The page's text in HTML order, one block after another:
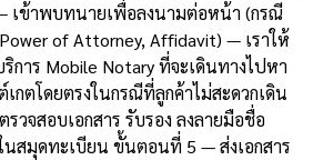
เข้าพบทนายเพื่อลงนามต่อหน้า (กรณี
of Attorney, Affidavit) — เราให้
การ Mobile Notary ที่จะเดินทางไปหา
กตโดยตรงในกรณีที่ลูกค้าไม่สะดวกเดิน
จสอบเอกสาร รับรอง ลงลายมือชื่อ
สมุดทะเบียน ขั้นตอนที่ 5 — ส่งเอกสาร